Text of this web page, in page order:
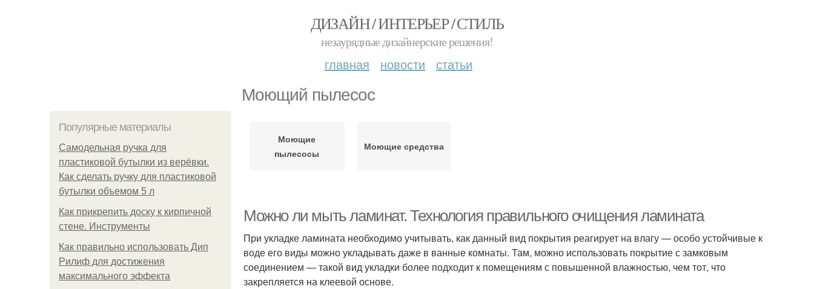
ДИЗАЙН / ИНТЕРЬЕР / СТИЛЬ
незаурядные дизайнерские решения!
главная новости статьи
Моющий пылесос
Популярные материалы
Самодельная ручка для
пластиковой бутылки из верёвки.
Как сделать ручку для пластиковой
бутылки объемом 5 л
Как прикрепить доску к кирпичной
стене. Инструменты
Как правильно использовать Дип
Рилиф для достижения
максимального эффекта
Моющие
пылесосы
Моющие средства
Можно ли мыть ламинат. Технология правильного очищения ламината
При укладке ламината необходимо учитывать, как данный вид покрытия реагирует на влагу — особо устойчивые к
воде его виды можно укладывать даже в ванные комнаты. Там, можно использовать покрытие с замковым
соединением — такой вид укладки более подходит к помещениям с повышенной влажностью, чем тот, что
закрепляется на клеевой основе.